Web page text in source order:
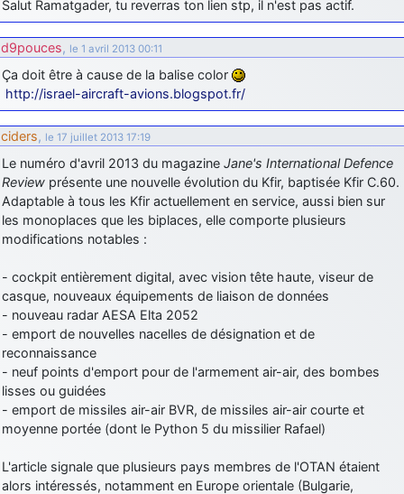
Salut Ramatgader, tu reverras ton lien stp, il n'est pas actif.
d9pouces, le 1 avril 2013 00:11
Ça doit être à cause de la balise color
http://israel-aircraft-avions.blogspot.fr/
ciders, le 17 juillet 2013 17:19
Le numéro d'avril 2013 du magazine Jane's International Defence
Review présente une nouvelle évolution du Kfir, baptisée Kfir C.60.
Adaptable à tous les Kfir actuellement en service, aussi bien sur
les monoplaces que les biplaces, elle comporte plusieurs
modifications notables :
- cockpit entièrement digital, avec vision tête haute, viseur de
casque, nouveaux équipements de liaison de données
- nouveau radar AESA Elta 2052
- emport de nouvelles nacelles de désignation et de
reconnaissance
- neuf points d'emport pour de l'armement air-air, des bombes
lisses ou guidées
- emport de missiles air-air BVR, de missiles air-air courte et
moyenne portée (dont le Python 5 du missilier Rafael)
L'article signale que plusieurs pays membres de l'OTAN étaient
alors intéressés, notamment en Europe orientale (Bulgarie,